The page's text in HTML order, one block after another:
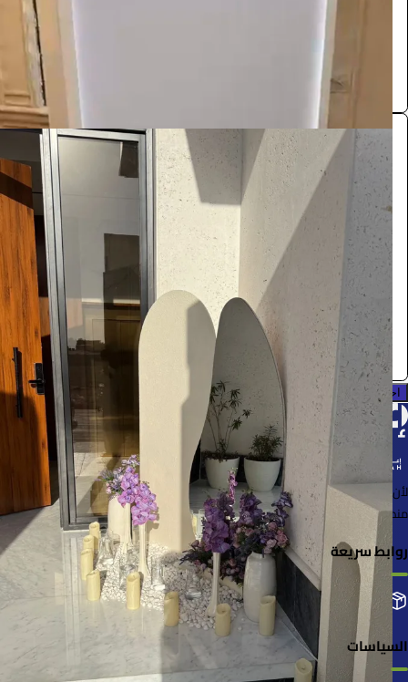
مستلزمات حفلات
مدخل استقبال
الفعاليات والحفلات
1100
/ اليوم
0.0 (0)
احجز الآن
لأن الأشياء خُلقت لتُستخدم
منصة لإعارة واستعارة المنتجات بسهولة وأمان
روابط سريعة
التصنيفات إضافة منتجك طلباتي
السياسات